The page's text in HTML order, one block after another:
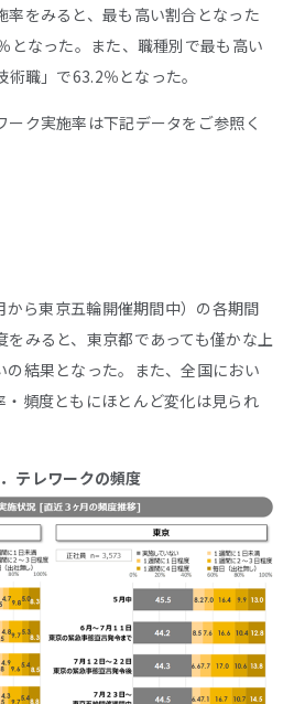
をみると、最も高い割合となった
となった。また、職種別で最も高い
職」で63.2％となった。
ク実施率は下記データをご参照く
ら東京五輪開催期間中）の各期間
をみると、東京都であっても僅かな上
の結果となった。また、全国におい
・頻度ともにほとんど変化は見られ
テレワークの頻度